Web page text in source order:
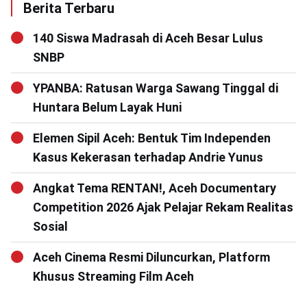
Berita Terbaru
140 Siswa Madrasah di Aceh Besar Lulus
SNBP
YPANBA: Ratusan Warga Sawang Tinggal di
Huntara Belum Layak Huni
Elemen Sipil Aceh: Bentuk Tim Independen
Kasus Kekerasan terhadap Andrie Yunus
Angkat Tema RENTAN!, Aceh Documentary
Competition 2026 Ajak Pelajar Rekam Realitas
Sosial
Aceh Cinema Resmi Diluncurkan, Platform
Khusus Streaming Film Aceh